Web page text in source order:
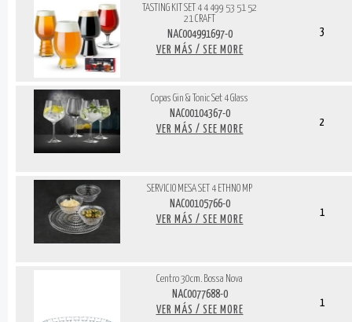
TASTING KIT SET 4 4 499 53 51 52
21 CRAFT
NAC004991697-0
VER MÁS / SEE MORE
3
Copas Gin & Tonic Set 4 Glass
NAC00104367-0
VER MÁS / SEE MORE
2
SERVICIO MESA SET 4 ETHNO MP
NAC00105766-0
VER MÁS / SEE MORE
1
Centro 30cm. Bossa Nova
NAC0077688-0
VER MÁS / SEE MORE
1